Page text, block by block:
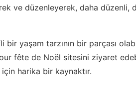
ve düzenleyerek, daha düzenli,
yaşam tarzının bir parçası
fête de Noël sitesini ziyaret
harika bir kaynaktır.